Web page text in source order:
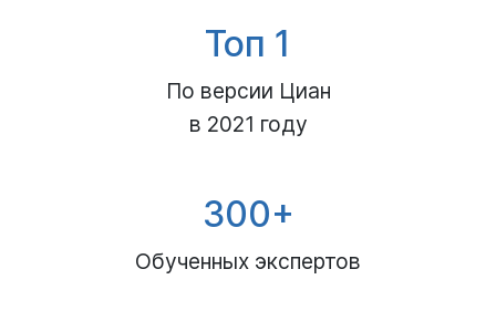
Топ 1
По версии Циан
в 2021 году
300+
Обученных экспертов